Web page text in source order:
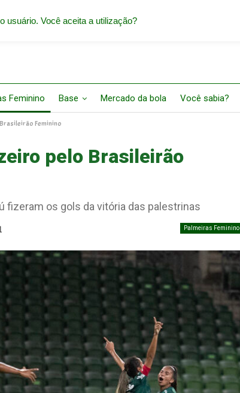
Feminino Base Mercado da bola Você sabia?
Feminino
pelo Brasileirão
fizeram os gols da vitória das palestrinas
Palmeiras Feminino
usuário. Você aceita a utilização?